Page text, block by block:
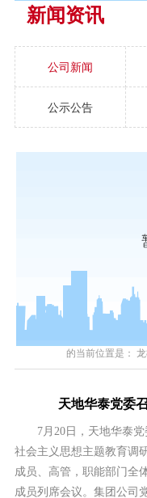
新闻资讯
公司新闻
公示公告
的当前位置是：
天地华泰党委
7月20日，天地华泰
社会主义思想主题教育调
成员、高管，职能部门全
成员列席会议。集团公司